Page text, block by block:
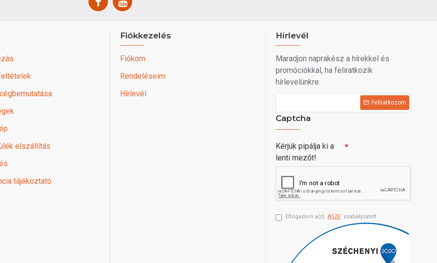
elszállítás
tájékoztató
Fiókkezelés
Fiókom
Rendeléseim
Hírlevél
Hírlevél
Maradjon naprakész a hírekkel és
promóciókkal, ha feliratkozik
hírlevelünkre.
Felíratkozom
Captcha
Kérjük pipálja ki a
lenti mezőt!
Elfogadom a(z) ÁSZF szabályzatot!